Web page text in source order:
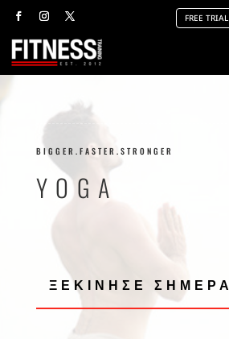
FREE TRIAL
BIGGER.FASTER.STRONGER
YOGA
ΞΕΚΙΝΗΣΕ ΣΗΜΕΡΑ